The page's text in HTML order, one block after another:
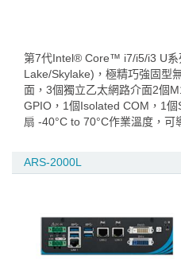
第7代Intel® Core™ i7/i5/i3 U系
Lake/Skylake)，極精巧強固型
面，3個獨立乙太網路介面2個
GPIO，1個Isolated COM，1
扇 -40°C to 70°C作業溫度，可
ARS-2000L